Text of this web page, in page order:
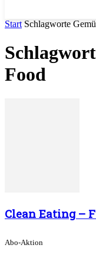
Start Schlagworte
Food
Clean Eating –
Abo-Aktion